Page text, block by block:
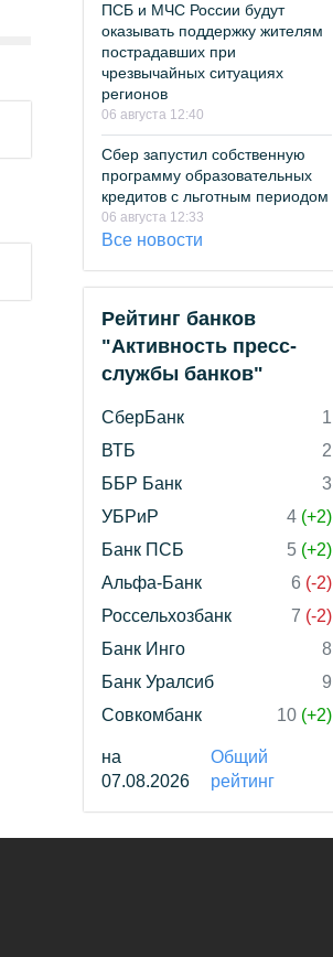
ПСБ и МЧС России будут
оказывать поддержку жителям
пострадавших при
чрезвычайных ситуациях
регионов
06 августа 12:40
Сбер запустил собственную
программу образовательных
кредитов с льготным периодом
06 августа 12:33
Все новости
Рейтинг банков
"Активность пресс-
службы банков"
СберБанк
1
ВТБ
2
ББР Банк
3
УБРиР
4 (+2)
Банк ПСБ
5 (+2)
Альфа-Банк
6 (-2)
Россельхозбанк
7 (-2)
Банк Инго
8
Банк Уралсиб
9
Совкомбанк
10 (+2)
на
07.08.2026
Общий
рейтинг